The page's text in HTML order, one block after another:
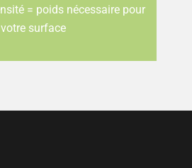
= poids nécessaire pour
votre surface